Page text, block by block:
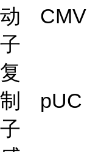
动
子
CMV
复
制
子
pUC